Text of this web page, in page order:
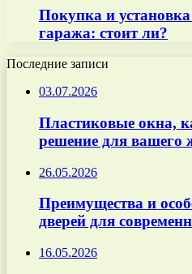
Покупка и
гаража: стоит ли?
Последние записи
03.07.2026
Пластиковые окна,
решение для вашего
26.05.2026
Преимущества и
дверей для
16.05.2026